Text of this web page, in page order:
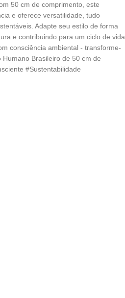
50 cm de comprimento, este
e oferece versatilidade, tudo
Adapte seu estilo de forma
e contribuindo para um ciclo de vida
consciência ambiental - transforme-
Brasileiro de 50 cm de
#Sustentabilidade